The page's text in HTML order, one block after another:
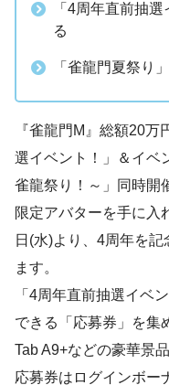
「4周年直前抽
る
「雀龍門夏祭り
『雀龍門M』総額20
選イベント！」＆イベ
雀龍祭り！～」同時開
限定アバターを手に入
日(水)より、4周年を
ます。
「4周年直前抽選イベ
できる「応募券」を集
Tab A9+などの豪華景
応募券はログインボー